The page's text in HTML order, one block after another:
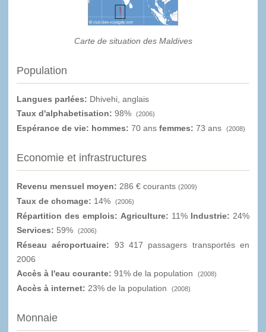
Carte de situation des Maldives
Population
Langues parlées: Dhivehi, anglais
Taux d'alphabetisation: 98% (2006)
Espérance de vie: hommes: 70 ans femmes: 73 ans (2008)
Economie et infrastructures
Revenu mensuel moyen: 286 € courants (2009)
Taux de chomage: 14% (2006)
Répartition des emplois: Agriculture: 11% Industrie: 24%
Services: 59% (2006)
Réseau aéroportuaire: 93 417 passagers transportés en
2006
Accès à l'eau courante: 91% de la population (2008)
Accès à internet: 23% de la population (2008)
Monnaie